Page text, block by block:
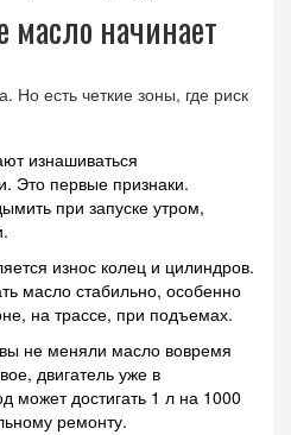
масло начинает
Но есть четкие зоны, где риск
изнашиваться
Это первые признаки.
при запуске утром,
износ колец и цилиндров.
масло стабильно, особенно
на трассе, при подъемах.
не меняли масло вовремя
двигатель уже в
может достигать 1 л на 1000
ремонту.